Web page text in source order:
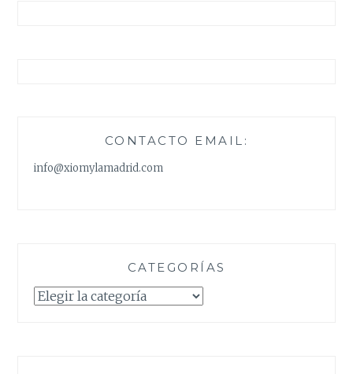
CONTACTO EMAIL:
info@xiomylamadrid.com
CATEGORÍAS
Categorías